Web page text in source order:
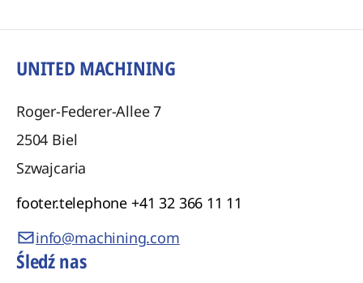
UNITED MACHINING
Roger-Federer-Allee 7
2504 Biel
Szwajcaria
footer.telephone +41 32 366 11 11
info@machining.com
Śledź nas